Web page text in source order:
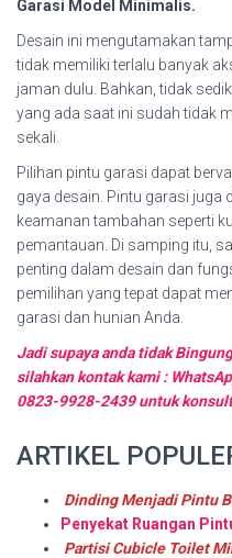
Garasi Model Minimalis.
Desain ini mengutamakan
tidak memiliki terlalu banyak
jaman dulu. Bahkan, tidak
yang ada saat ini sudah tidak
sekali.
Pilihan pintu garasi dapat
gaya desain. Pintu garasi juga
keamanan tambahan seperti
pemantauan. Di samping itu,
penting dalam desain dan
pemilihan yang tepat dapat
garasi dan hunian Anda.
Jadi supaya anda tidak
silahkan kontak kami :
0823-9928-2439 untuk
ARTIKEL
Dinding Menjadi Pintu
Penyekat Ruangan
Partisi Cubicle Toilet